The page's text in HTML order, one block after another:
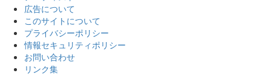
広告について
このサイトについて
プライバシーポリシー
情報セキュリティポリシー
お問い合わせ
リンク集